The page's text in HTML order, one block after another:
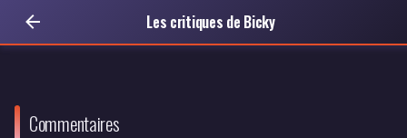
Les critiques de Bicky
Commentaires